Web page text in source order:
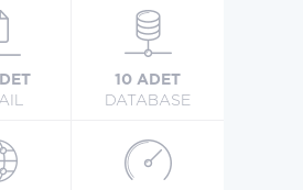
10 ADET
DATABASE